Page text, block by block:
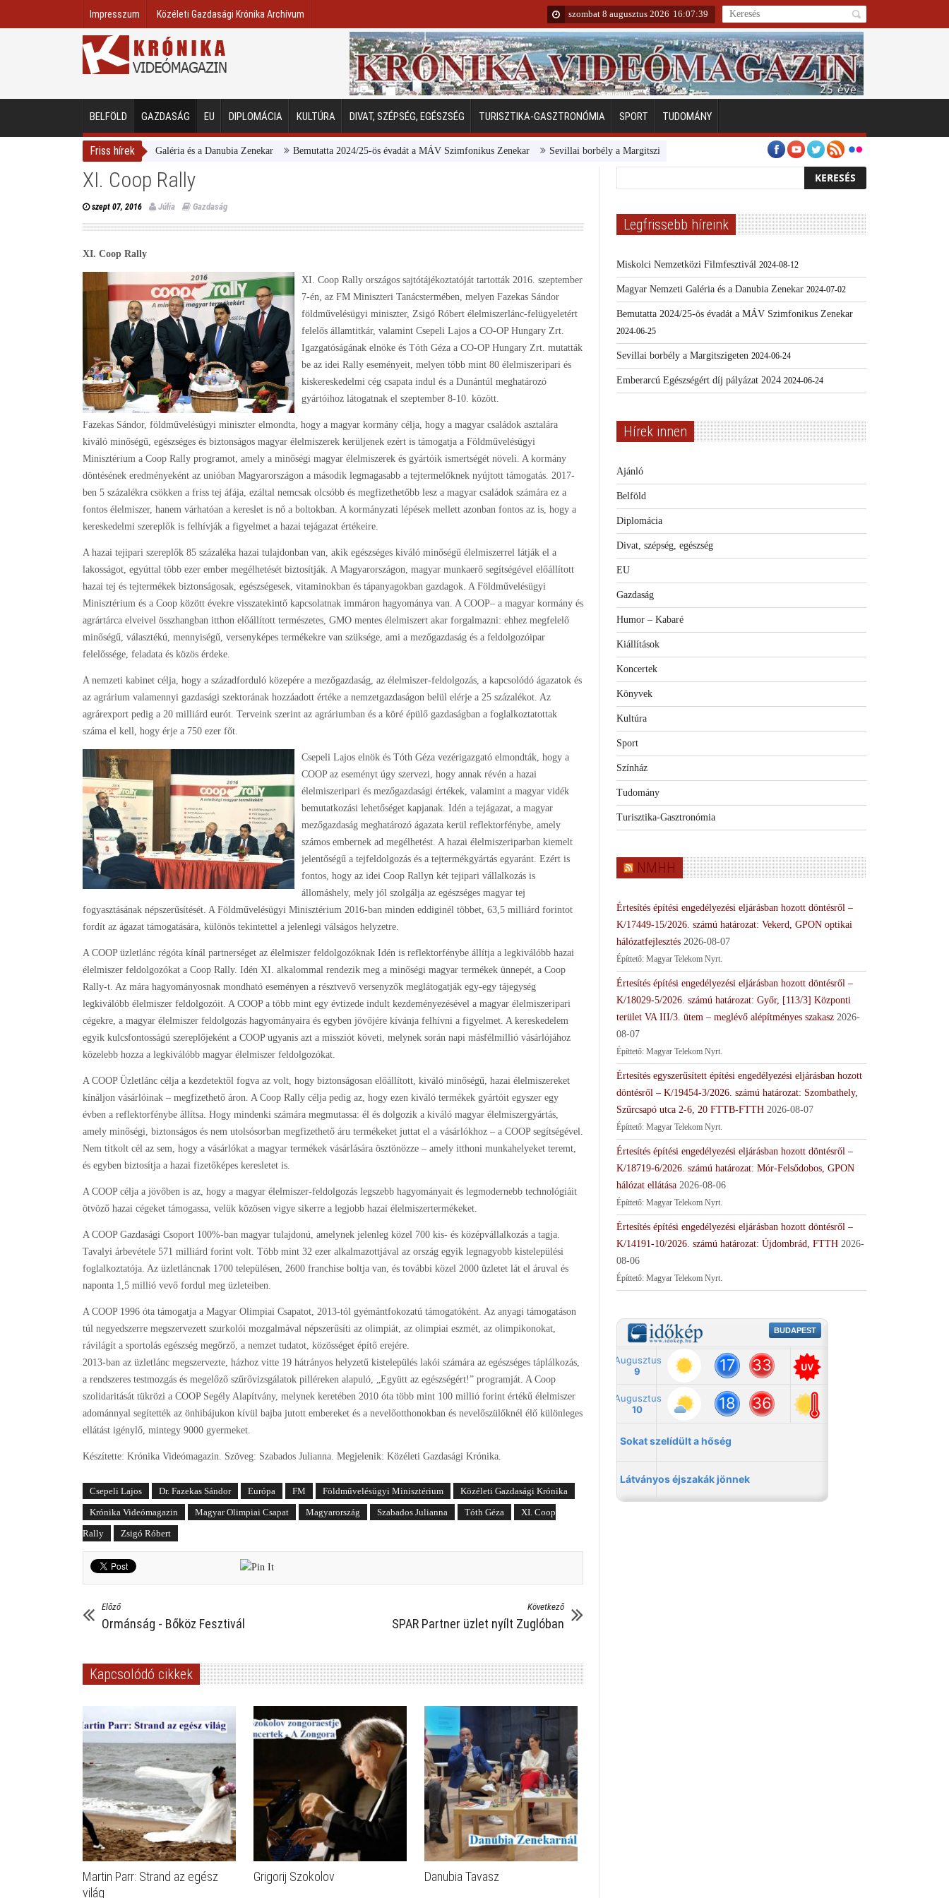
Impresszum Közéleti Gazdasági Krónika Archívum szombat 8 augusztus 2026 16:07:39
BELFÖLD GAZDASÁG EU DIPLOMÁCIA KULTÚRA DIVAT, SZÉPSÉG, EGÉSZSÉG TURISZTIKA-GASZTRONÓMIA SPORT TUDOMÁNY
Friss hírek
Magyar Nemzeti Galéria és a Danubia Zenekar Bemutatta 2024/25-ös évadát a MÁV Szimfonikus Zenekar Sevillai borbély a Margitszigeten Emberarcú Egészségért díj pályázat 2024 Kertész/Kópiák
XI. Coop Rally
szept 07, 2016 Júlia Gazdaság
XI. Coop Rally
XI. Coop Rally országos sajtótájékoztatóját tartották 2016. szeptember
7-én, az FM Miniszteri Tanácstermében, melyen Fazekas Sándor
földművelésügyi miniszter, Zsigó Róbert élelmiszerlánc-felügyeletért
felelős államtitkár, valamint Csepeli Lajos a CO-OP Hungary Zrt.
Igazgatóságának elnöke és Tóth Géza a CO-OP Hungary Zrt. mutatták
be az idei Rally eseményeit, melyen több mint 80 élelmiszeripari és
kiskereskedelmi cég csapata indul és a Dunántúl meghatározó
gyártóihoz látogatnak el szeptember 8-10. között.
Fazekas Sándor, földművelésügyi miniszter elmondta, hogy a magyar kormány célja, hogy a magyar családok asztalára
kiváló minőségű, egészséges és biztonságos magyar élelmiszerek kerüljenek ezért is támogatja a Földművelésügyi
Minisztérium a Coop Rally programot, amely a minőségi magyar élelmiszerek és gyártóik ismertségét növeli. A kormány
döntésének eredményeként az unióban Magyarországon a második legmagasabb a tejtermelőknek nyújtott támogatás. 2017-
ben 5 százalékra csökken a friss tej áfája, ezáltal nemcsak olcsóbb és megfizethetőbb lesz a magyar családok számára ez a
fontos élelmiszer, hanem várhatóan a kereslet is nő a boltokban. A kormányzati lépések mellett azonban fontos az is, hogy a
kereskedelmi szereplők is felhívják a figyelmet a hazai tejágazat értékeire.
A hazai tejipari szereplők 85 százaléka hazai tulajdonban van, akik egészséges kiváló minőségű élelmiszerrel látják el a
lakosságot, egyúttal több ezer ember megélhetését biztosítják. A Magyarországon, magyar munkaerő segítségével előállított
hazai tej és tejtermékek biztonságosak, egészségesek, vitaminokban és tápanyagokban gazdagok. A Földművelésügyi
Minisztérium és a Coop között évekre visszatekintő kapcsolatnak immáron hagyománya van. A COOP– a magyar kormány és
agrártárca elveivel összhangban itthon előállított természetes, GMO mentes élelmiszert akar forgalmazni: ehhez megfelelő
minőségű, választékú, mennyiségű, versenyképes termékekre van szüksége, ami a mezőgazdaság és a feldolgozóipar
felelőssége, feladata és közös érdeke.
A nemzeti kabinet célja, hogy a századforduló közepére a mezőgazdaság, az élelmiszer-feldolgozás, a kapcsolódó ágazatok és
az agrárium valamennyi gazdasági szektorának hozzáadott értéke a nemzetgazdaságon belül elérje a 25 százalékot. Az
agrárexport pedig a 20 milliárd eurót. Terveink szerint az agráriumban és a köré épülő gazdaságban a foglalkoztatottak
száma el kell, hogy érje a 750 ezer főt.
Csepeli Lajos elnök és Tóth Géza vezérigazgató elmondták, hogy a
COOP az eseményt úgy szervezi, hogy annak révén a hazai
élelmiszeripari és mezőgazdasági értékek, valamint a magyar vidék
bemutatkozási lehetőséget kapjanak. Idén a tejágazat, a magyar
mezőgazdaság meghatározó ágazata kerül reflektorfénybe, amely
számos embernek ad megélhetést. A hazai élelmiszeriparban kiemelt
jelentőségű a tejfeldolgozás és a tejtermékgyártás egyaránt. Ezért is
fontos, hogy az idei Coop Rallyn két tejipari vállalkozás is
állomáshely, mely jól szolgálja az egészséges magyar tej
fogyasztásának népszerűsítését. A Földművelésügyi Minisztérium 2016-ban minden eddiginél többet, 63,5 milliárd forintot
fordít az ágazat támogatására, különös tekintettel a jelenlegi válságos helyzetre.
A COOP üzletlánc régóta kínál partnerséget az élelmiszer feldolgozóknak Idén is reflektorfénybe állítja a legkiválóbb hazai
élelmiszer feldolgozókat a Coop Rally. Idén XI. alkalommal rendezik meg a minőségi magyar termékek ünnepét, a Coop
Rally-t. Az mára hagyományosnak mondható eseményen a résztvevő versenyzők meglátogatják egy-egy tájegység
legkiválóbb élelmiszer feldolgozóit. A COOP a több mint egy évtizede indult kezdeményezésével a magyar élelmiszeripari
cégekre, a magyar élelmiszer feldolgozás hagyományaira és egyben jövőjére kívánja felhívni a figyelmet. A kereskedelem
egyik kulcsfontosságú szereplőjeként a COOP ugyanis azt a missziót követi, melynek során napi másfélmillió vásárlójához
közelebb hozza a legkiválóbb magyar élelmiszer feldolgozókat.
A COOP Üzletlánc célja a kezdetektől fogva az volt, hogy biztonságosan előállított, kiváló minőségű, hazai élelmiszereket
kínáljon vásárlóinak – megfizethető áron. A Coop Rally célja pedig az, hogy ezen kiváló termékek gyártóit egyszer egy
évben a reflektorfénybe állítsa. Hogy mindenki számára megmutassa: él és dolgozik a kiváló magyar élelmiszergyártás,
amely minőségi, biztonságos és nem utolsósorban megfizethető áru termékeket juttat el a vásárlókhoz – a COOP segítségével.
Nem titkolt cél az sem, hogy a vásárlókat a magyar termékek vásárlására ösztönözze – amely itthoni munkahelyeket teremt,
és egyben biztosítja a hazai fizetőképes keresletet is.
A COOP célja a jövőben is az, hogy a magyar élelmiszer-feldolgozás legszebb hagyományait és legmodernebb technológiáit
ötvöző hazai cégeket támogassa, velük közösen vigye sikerre a legjobb hazai élelmiszertermékeket.
A COOP Gazdasági Csoport 100%-ban magyar tulajdonú, amelynek jelenleg közel 700 kis- és középvállalkozás a tagja.
Tavalyi árbevétele 571 milliárd forint volt. Több mint 32 ezer alkalmazottjával az ország egyik legnagyobb kistelepülési
foglalkoztatója. Az üzletláncnak 1700 településen, 2600 franchise boltja van, és további közel 2000 üzletet lát el áruval és
naponta 1,5 millió vevő fordul meg üzleteiben.
A COOP 1996 óta támogatja a Magyar Olimpiai Csapatot, 2013-tól gyémántfokozatú támogatóként. Az anyagi támogatáson
túl negyedszerre megszervezett szurkolói mozgalmával népszerűsíti az olimpiát, az olimpiai eszmét, az olimpikonokat,
rávilágít a sportolás egészség megőrző, a nemzet tudatot, közösséget építő erejére.
2013-ban az üzletlánc megszervezte, házhoz vitte 19 hátrányos helyzetű kistelepülés lakói számára az egészséges táplálkozás,
a rendszeres testmozgás és megelőző szűrővizsgálatok pilléreken alapuló, „Együtt az egészségért!” programját. A Coop
szolidaritását tükrözi a COOP Segély Alapítvány, melynek keretében 2010 óta több mint 100 millió forint értékű élelmiszer
adománnyal segítették az önhibájukon kívül bajba jutott embereket és a nevelőotthonokban és nevelőszülőknél élő különleges
ellátást igénylő, mintegy 9000 gyermeket.
Készítette: Krónika Videómagazin. Szöveg: Szabados Julianna. Megjelenik: Közéleti Gazdasági Krónika.
Csepeli Lajos Dr. Fazekas Sándor Európa FM Földművelésügyi Minisztérium
Közéleti Gazdasági Krónika
Krónika Videómagazin
Magyar Olimpiai Csapat Magyarország Szabados Julianna Tóth Géza
XI. Coop
Rally
Zsigó Róbert
Előző
Ormánság - Bőköz Fesztivál
Következő
SPAR Partner üzlet nyílt Zuglóban
Kapcsolódó cikkek
Martin Parr: Strand az egész
világ
Grigorij Szokolov Danubia Tavasz
Legfrissebb híreink
Miskolci Nemzetközi Filmfesztivál 2024-08-12
Magyar Nemzeti Galéria és a Danubia Zenekar 2024-07-02
Bemutatta 2024/25-ös évadát a MÁV Szimfonikus Zenekar
2024-06-25
Sevillai borbély a Margitszigeten 2024-06-24
Emberarcú Egészségért díj pályázat 2024 2024-06-24
Hírek innen
Ajánló
Belföld
Diplomácia
Divat, szépség, egészség
EU
Gazdaság
Humor – Kabaré
Kiállítások
Koncertek
Könyvek
Kultúra
Sport
Színház
Tudomány
Turisztika-Gasztronómia
NMHH
Értesítés építési engedélyezési eljárásban hozott döntésről –
K/17449-15/2026. számú határozat: Vekerd, GPON optikai
hálózatfejlesztés 2026-08-07
Építtető: Magyar Telekom Nyrt.
Értesítés építési engedélyezési eljárásban hozott döntésről –
K/18029-5/2026. számú határozat: Győr, [113/3] Központi
terület VA III/3. ütem – meglévő alépítményes szakasz 2026-
08-07
Építtető: Magyar Telekom Nyrt.
Értesítés egyszerűsített építési engedélyezési eljárásban hozott
döntésről – K/19454-3/2026. számú határozat: Szombathely,
Szűrcsapó utca 2-6, 20 FTTB-FTTH 2026-08-07
Építtető: Magyar Telekom Nyrt.
Értesítés építési engedélyezési eljárásban hozott döntésről –
K/18719-6/2026. számú határozat: Mór-Felsődobos, GPON
hálózat ellátása 2026-08-06
Építtető: Magyar Telekom Nyrt.
Értesítés építési engedélyezési eljárásban hozott döntésről –
K/14191-10/2026. számú határozat: Újdombrád, FTTH 2026-
08-06
Építtető: Magyar Telekom Nyrt.